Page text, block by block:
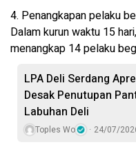
4. Penangkapan pelaku
Dalam kurun waktu 15
menangkap 14 pelaku
LPA Deli Serdang
Desak Penutupan
Labuhan Deli
Toples Wo 24/07/